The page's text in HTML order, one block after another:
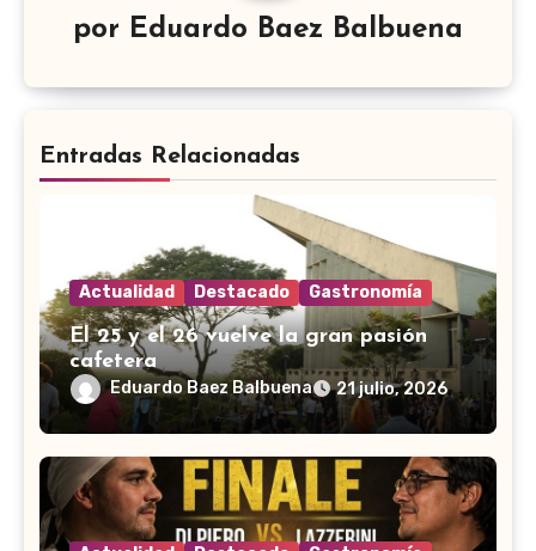
por Eduardo Baez Balbuena
Entradas Relacionadas
Actualidad Destacado Gastronomía
El 25 y el 26 vuelve la gran pasión
cafetera
Eduardo Baez Balbuena 21 julio, 2026